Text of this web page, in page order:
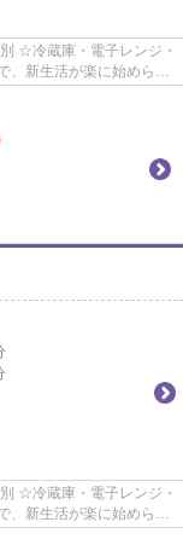
☆冷蔵庫・電子レンジ・
、新生活が楽に始められ
☆冷蔵庫・電子レンジ・
、新生活が楽に始められ